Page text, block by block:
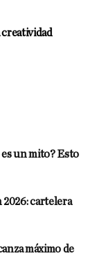
un mito? Esto
2026: cartelera
máximo de